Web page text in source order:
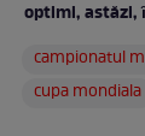
optimi, astăzi,
campionatul
cupa mondiala